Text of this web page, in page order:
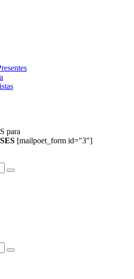
para
[mailpoet_form id="3"]